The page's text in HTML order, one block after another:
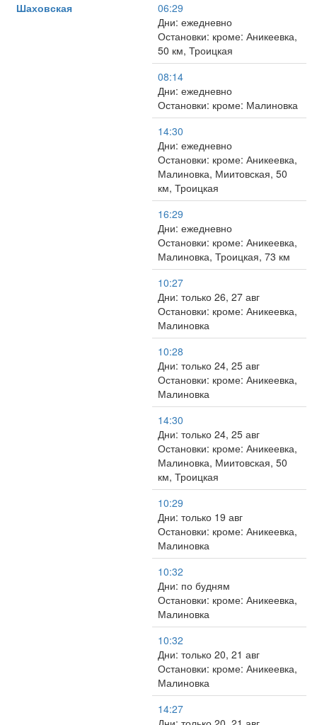
Шаховская
06:29
Дни: ежедневно
Остановки: кроме: Аникеевка,
50 км, Троицкая
08:14
Дни: ежедневно
Остановки: кроме: Малиновка
14:30
Дни: ежедневно
Остановки: кроме: Аникеевка,
Малиновка, Миитовская, 50
км, Троицкая
16:29
Дни: ежедневно
Остановки: кроме: Аникеевка,
Малиновка, Троицкая, 73 км
10:27
Дни: только 26, 27 авг
Остановки: кроме: Аникеевка,
Малиновка
10:28
Дни: только 24, 25 авг
Остановки: кроме: Аникеевка,
Малиновка
14:30
Дни: только 24, 25 авг
Остановки: кроме: Аникеевка,
Малиновка, Миитовская, 50
км, Троицкая
10:29
Дни: только 19 авг
Остановки: кроме: Аникеевка,
Малиновка
10:32
Дни: по будням
Остановки: кроме: Аникеевка,
Малиновка
10:32
Дни: только 20, 21 авг
Остановки: кроме: Аникеевка,
Малиновка
14:27